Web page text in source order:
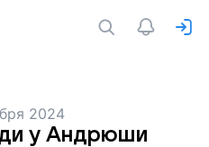
2024
у Андрюши